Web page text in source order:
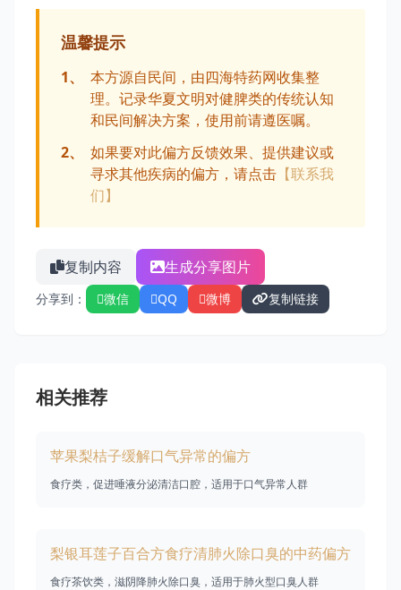
温馨提示
1、
本方源自民间，由四海特药网收集整
理。记录华夏文明对健脾类的传统认知
和民间解决方案，使用前请遵医嘱。
2、
如果要对此偏方反馈效果、提供建议或
寻求其他疾病的偏方，请点击 【联系我
们】
复制内容 生成分享图片
分享到： 微信 QQ 微博 复制链接
相关推荐
苹果梨桔子缓解口气异常的偏方
食疗类，促进唾液分泌清洁口腔，适用于口气异常人群
梨银耳莲子百合方食疗清肺火除口臭的中药偏方
食疗茶饮类，滋阴降肺火除口臭，适用于肺火型口臭人群